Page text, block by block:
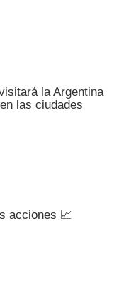
la Argentina
las ciudades
acciones 📈